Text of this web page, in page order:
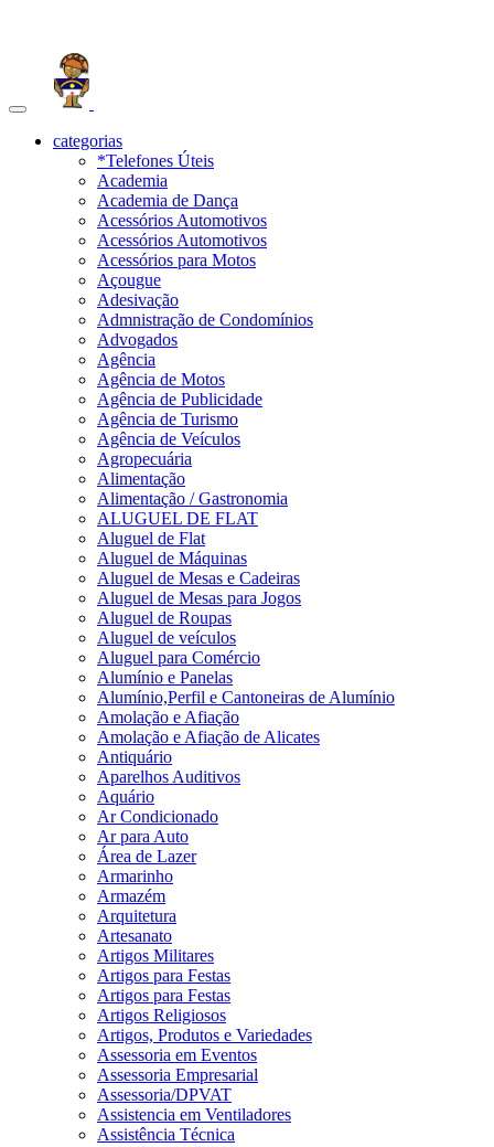
Toggle
navigationcategorias
*Telefones Úteis
Academia
Academia de Dança
Acessórios Automotivos
Acessórios Automotivos
Acessórios para Motos
Açougue
Adesivação
Admnistração de Condomínios
Advogados
Agência
Agência de Motos
Agência de Publicidade
Agência de Turismo
Agência de Veículos
Agropecuária
Alimentação
Alimentação / Gastronomia
ALUGUEL DE FLAT
Aluguel de Flat
Aluguel de Máquinas
Aluguel de Mesas e Cadeiras
Aluguel de Mesas para Jogos
Aluguel de Roupas
Aluguel de veículos
Aluguel para Comércio
Alumínio e Panelas
Alumínio,Perfil e Cantoneiras de Alumínio
Amolação e Afiação
Amolação e Afiação de Alicates
Antiquário
Aparelhos Auditivos
Aquário
Ar Condicionado
Ar para Auto
Área de Lazer
Armarinho
Armazém
Arquitetura
Artesanato
Artigos Militares
Artigos para Festas
Artigos para Festas
Artigos Religiosos
Artigos, Produtos e Variedades
Assessoria em Eventos
Assessoria Empresarial
Assessoria/DPVAT
Assistencia em Ventiladores
Assistência Técnica